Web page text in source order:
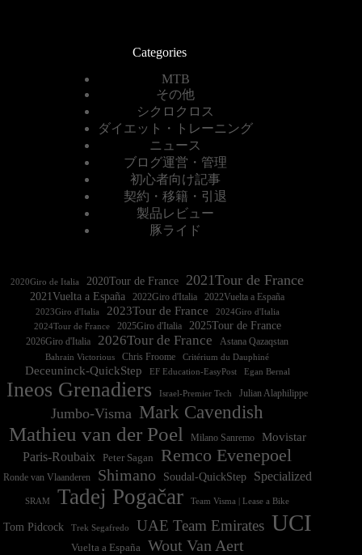
Categories
MTB
その他
シクロクロス
ダイエット・トレーニング
ニュース
ブログ運営・管理
初心者向け記事
契約・移籍・引退
製品レビュー
豚ライド
2020Giro de Italia 2020Tour de France 2021Tour de France
2021Vuelta a España 2022Vuelta a España
2023Giro d'Italia 2023Tour de France
2024Tour de France
2025Giro d'Italia 2025Tour de France
2026Giro d'Italia 2026Tour de France Astana Qazaqstan
Bahrain Victorious Chris Froome Critérium du Dauphiné
Deceuninck-QuickStep EF Education-EasyPost Egan Bernal
Ineos Grenadiers Israel-Premier Tech Julian Alaphilippe
Jumbo-Visma Mark Cavendish
Mathieu van der Poel Milano Sanremo
Movistar
Paris-Roubaix
Peter Sagan Remco Evenepoel
Ronde van Vlaanderen Shimano Soudal-QuickStep Specialized
SRAM Tadej Pogačar Team Visma | Lease a Bike
Tom Pidcock Trek Segafredo UAE Team Emirates UCI
Vuelta a España Wout Van Aert